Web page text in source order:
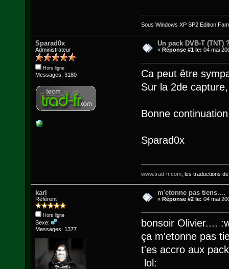
Sous Windows XP SP2 Edition
Sparad0x
Administrateur
Hors ligne
Messages: 3180
Un pack DVB-T (TNT)
«Réponse #1 le: 04 mai
Ca peut être
Sur la 2de
Bonne
Sparad0x
www.trad-fr.com, les traductions
karl
Référent
Hors ligne
Sexe:
Messages: 1377
m'etonne pas tiens....
«Réponse #2 le: 04 mai
bonsoir Olivier....
ça m'etonne pas
t'es accro aux
lol: